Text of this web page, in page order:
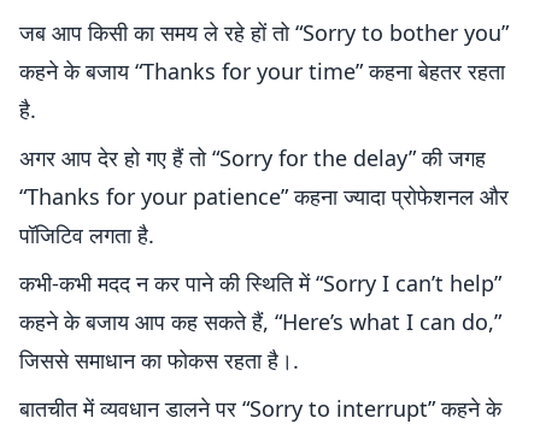
जब आप किसी का समय ले रहे हों तो “Sorry to bother you”
कहने के बजाय “Thanks for your time” कहना बेहतर रहता
है.
अगर आप देर हो गए हैं तो “Sorry for the delay” की जगह
“Thanks for your patience” कहना ज्यादा प्रोफेशनल और
पॉजिटिव लगता है.
कभी-कभी मदद न कर पाने की स्थिति में “Sorry I can’t help”
कहने के बजाय आप कह सकते हैं, “Here’s what I can do,”
जिससे समाधान का फोकस रहता है।.
बातचीत में व्यवधान डालने पर “Sorry to interrupt” कहने के